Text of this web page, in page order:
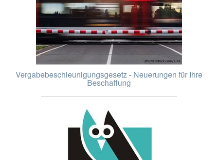
Vergabebeschleunigungsgesetz - Neuerungen für Ihre
Beschaffung